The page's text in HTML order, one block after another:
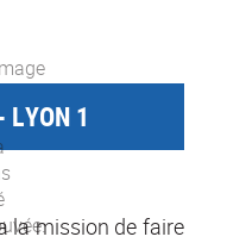
LYON 1
la mission de faire